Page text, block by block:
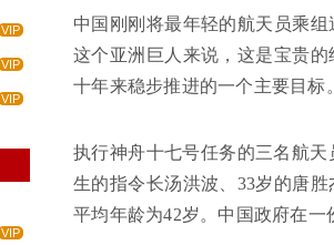
VIP
VIP
VIP
VIP
中国刚刚将最年轻的航天员乘
这个亚洲巨人来说，这是宝贵
十年来稳步推进的一个主要目标。
执行神舟十七号任务的三名航天
生的指令长汤洪波、33岁的唐
平均年龄为42岁。中国政府在一